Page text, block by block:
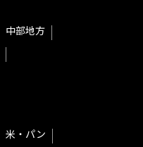
中部地方
米・パン